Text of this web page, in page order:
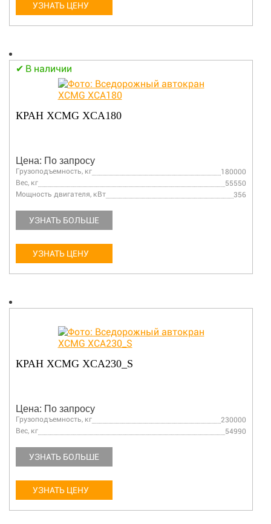
УЗНАТЬ ЦЕНУ
В наличии
КРАН XCMG XCA180
Цена: По запросу
Грузоподъемность, кг
180000
Вес, кг
55550
Мощность двигателя, кВт
356
УЗНАТЬ БОЛЬШЕ
УЗНАТЬ ЦЕНУ
КРАН XCMG XCA230_S
Цена: По запросу
Грузоподъемность, кг
230000
Вес, кг
54990
УЗНАТЬ БОЛЬШЕ
УЗНАТЬ ЦЕНУ